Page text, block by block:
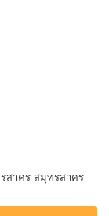
สาคร สมุทรสาคร